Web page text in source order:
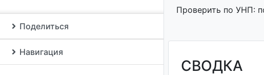
Поделиться
Навигация
Проверить по УНП:
СВОДКА